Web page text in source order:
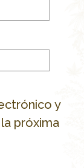
y
próxima